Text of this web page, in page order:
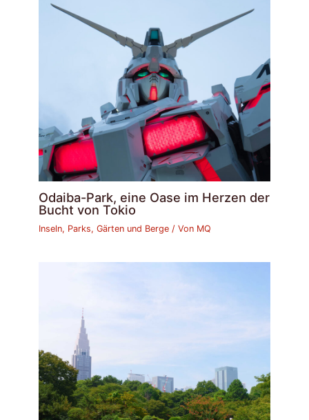
Odaiba-Park, eine Oase im Herzen der
Bucht von Tokio
Inseln, Parks, Gärten und Berge / Von MQ